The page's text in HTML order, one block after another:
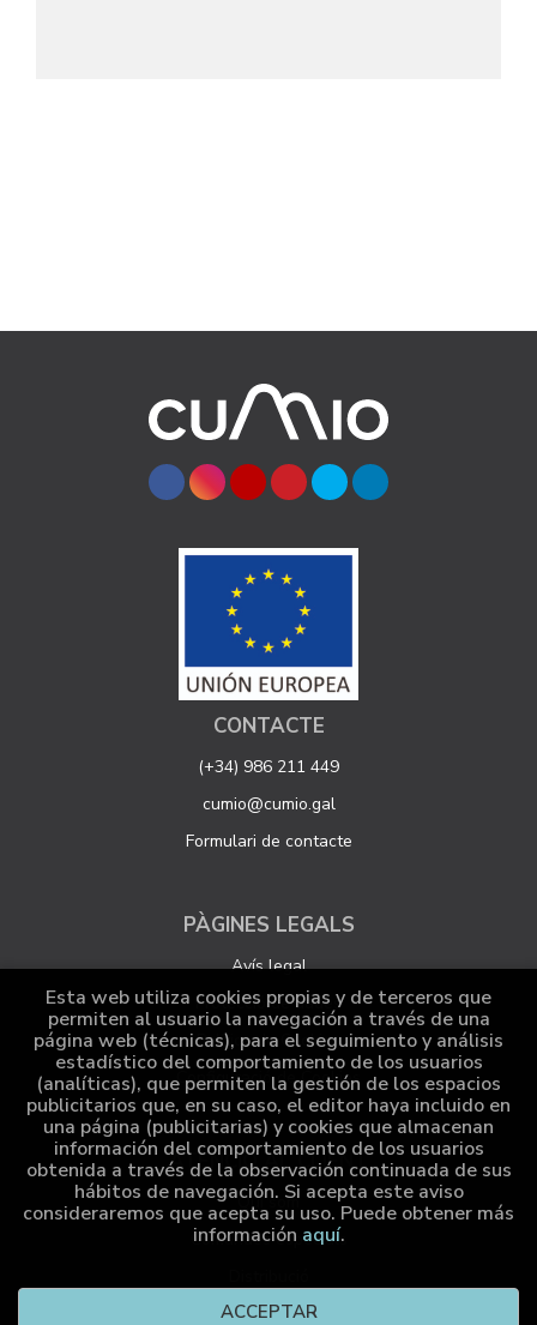
CONTACTE
(+34) 986 211 449
cumio@cumio.gal
Formulari de contacte
PÀGINES LEGALS
Avís legal
Protecció de dades
Política de Cookies
Configuració de Cookies
ATENCIÓ AL CLIENT
Qui som
Comandes especials
Esta web utiliza cookies propias y de terceros que
permiten al usuario la navegación a través de una
página web (técnicas), para el seguimiento y análisis
estadístico del comportamiento de los usuarios
(analíticas), que permiten la gestión de los espacios
publicitarios que, en su caso, el editor haya incluido en
una página (publicitarias) y cookies que almacenan
información del comportamiento de los usuarios
obtenida a través de la observación continuada de sus
hábitos de navegación. Si acepta este aviso
consideraremos que acepta su uso. Puede obtener más
información aquí.
ACCEPTAR